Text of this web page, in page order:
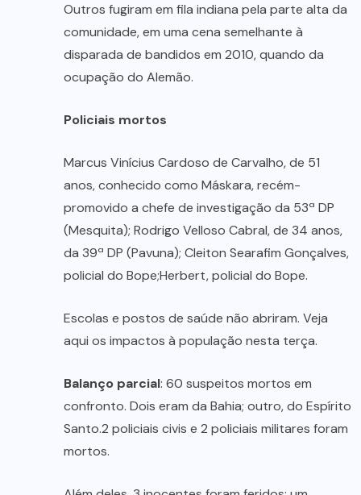
Outros fugiram em fila indiana pela parte alta da
comunidade, em uma cena semelhante à
disparada de bandidos em 2010, quando da
ocupação do Alemão.
Policiais mortos
Marcus Vinícius Cardoso de Carvalho, de 51
anos, conhecido como Máskara, recém-
promovido a chefe de investigação da 53ª DP
(Mesquita); Rodrigo Velloso Cabral, de 34 anos,
da 39ª DP (Pavuna); Cleiton Searafim Gonçalves,
policial do Bope;Herbert, policial do Bope.
Escolas e postos de saúde não abriram. Veja
aqui os impactos à população nesta terça.
Balanço parcial: 60 suspeitos mortos em
confronto. Dois eram da Bahia; outro, do Espírito
Santo.2 policiais civis e 2 policiais militares foram
mortos.